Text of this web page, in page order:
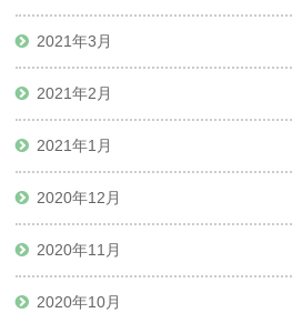
2021年3月
2021年2月
2021年1月
2020年12月
2020年11月
2020年10月